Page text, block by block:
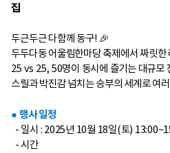
집
두근두근 다함께 동구! 🎉
두두다동 어울림한마당 축제에서 짜릿
25 vs 25, 50명이 동시에 즐기는 대규모
스릴과 박진감 넘치는 승부의 세계로 여
● 행사 일정
- 일시 : 2025년 10월 18일(토)
-시간